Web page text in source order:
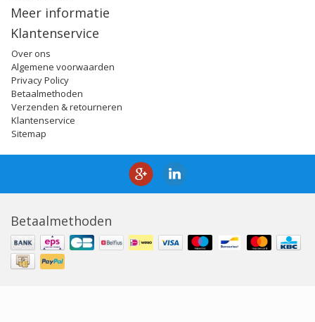
Meer informatie
Klantenservice
Over ons
Algemene voorwaarden
Privacy Policy
Betaalmethoden
Verzenden & retourneren
Klantenservice
Sitemap
Betaalmethoden